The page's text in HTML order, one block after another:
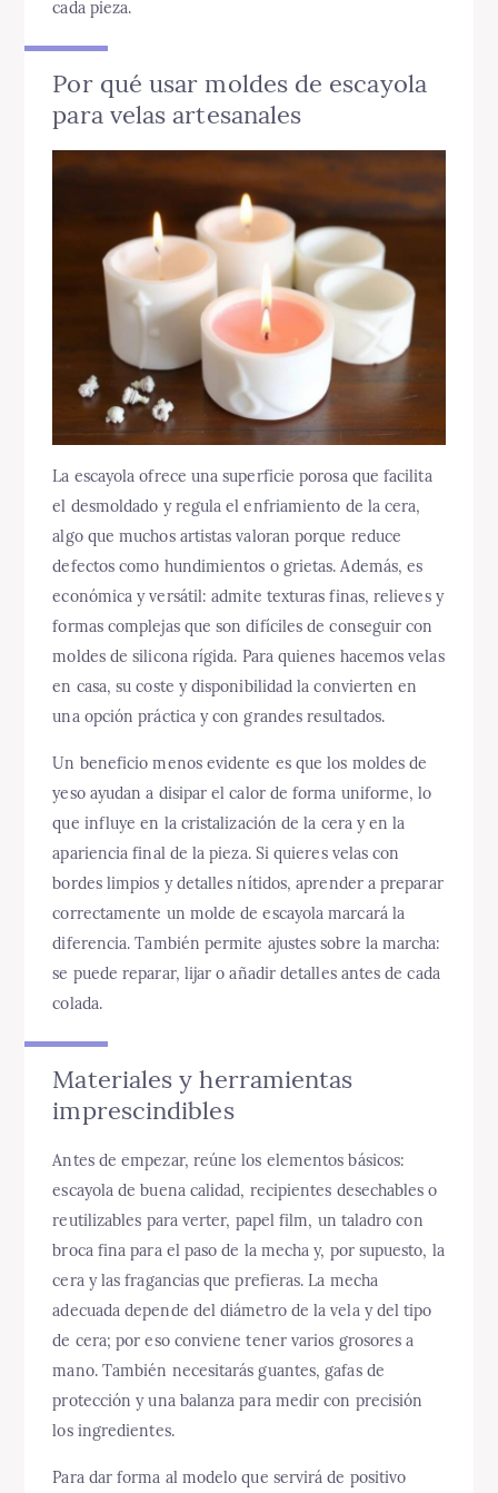
cada pieza.
Por qué usar moldes de escayola
para velas artesanales
La escayola ofrece una superficie porosa que facilita
el desmoldado y regula el enfriamiento de la cera,
algo que muchos artistas valoran porque reduce
defectos como hundimientos o grietas. Además, es
económica y versátil: admite texturas finas, relieves y
formas complejas que son difíciles de conseguir con
moldes de silicona rígida. Para quienes hacemos velas
en casa, su coste y disponibilidad la convierten en
una opción práctica y con grandes resultados.
Un beneficio menos evidente es que los moldes de
yeso ayudan a disipar el calor de forma uniforme, lo
que influye en la cristalización de la cera y en la
apariencia final de la pieza. Si quieres velas con
bordes limpios y detalles nítidos, aprender a preparar
correctamente un molde de escayola marcará la
diferencia. También permite ajustes sobre la marcha:
se puede reparar, lijar o añadir detalles antes de cada
colada.
Materiales y herramientas
imprescindibles
Antes de empezar, reúne los elementos básicos:
escayola de buena calidad, recipientes desechables o
reutilizables para verter, papel film, un taladro con
broca fina para el paso de la mecha y, por supuesto, la
cera y las fragancias que prefieras. La mecha
adecuada depende del diámetro de la vela y del tipo
de cera; por eso conviene tener varios grosores a
mano. También necesitarás guantes, gafas de
protección y una balanza para medir con precisión
los ingredientes.
Para dar forma al modelo que servirá de positivo